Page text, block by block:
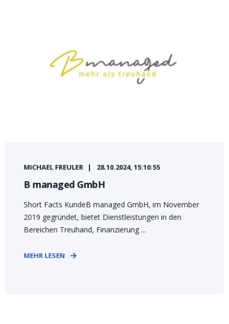
MICHAEL FREULER 28.10.2024, 15:10:55
B managed GmbH
Short Facts KundeB managed GmbH, im November
2019 gegründet, bietet Dienstleistungen in den
Bereichen Treuhand, Finanzierung ...
MEHR LESEN